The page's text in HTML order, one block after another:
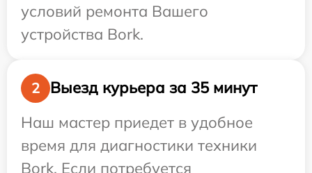
условий ремонта Вашего
устройства Bork.
2
Выезд курьера за 35 минут
Наш мастер приедет в удобное
время для диагностики техники
Bork. Если потребуется